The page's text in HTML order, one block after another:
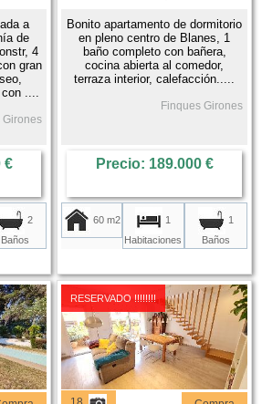
a
de
4
gran
....
Girones
€
2
Baños
Bonito apartamento de dormitorio
en pleno centro de Blanes, 1
baño completo con bañera,
cocina abierta al comedor,
terraza interior, calefacción.....
Finques Girones
Precio: 189.000 €
60 m2
1
Habitaciones
1
Baños
RESERVADO !!!!!!!!